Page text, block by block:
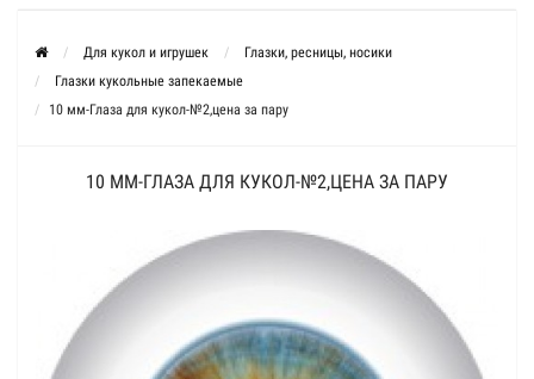
Для кукол и игрушек
Глазки, ресницы, носики
Глазки кукольные запекаемые
10 мм-Глаза для кукол-№2,цена за пару
10 ММ-ГЛАЗА ДЛЯ КУКОЛ-№2,ЦЕНА ЗА ПАРУ